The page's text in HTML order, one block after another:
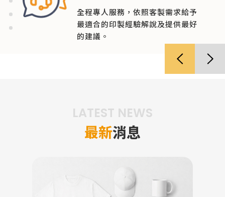
全程專人服務，依照客製需求給予
最適合的印製經驗解說及提供最好
的建議。
‹ ›
LATEST NEWS
最新消息